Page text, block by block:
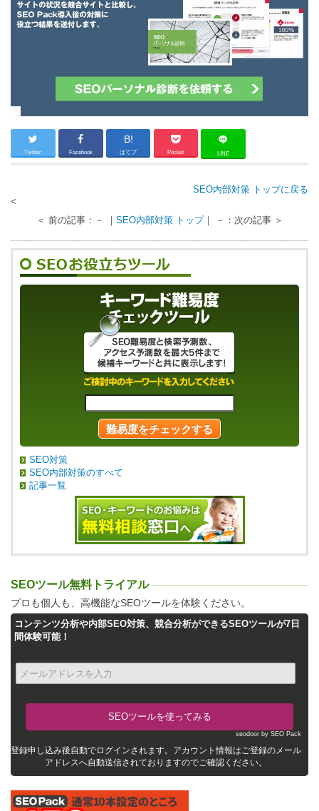
Twitter Facebook
B!
はてブ Pocket LINE
SEO内部対策 トップに戻る
<
＜ 前の記事：－ ｜ SEO内部対策 トップ｜ －：次の記事 ＞
SEO対策
SEO内部対策のすべて
記事一覧
SEOツール無料トライアル
プロも個人も、高機能なSEOツールを体験ください。
コンテンツ分析や内部SEO対策、競合分析ができるSEOツールが7日
間体験可能！
seodoor by SEO Pack
登録申し込み後自動でログインされます。アカウント情報はご登録のメール
アドレスへ自動送信されておりますのでご確認ください。